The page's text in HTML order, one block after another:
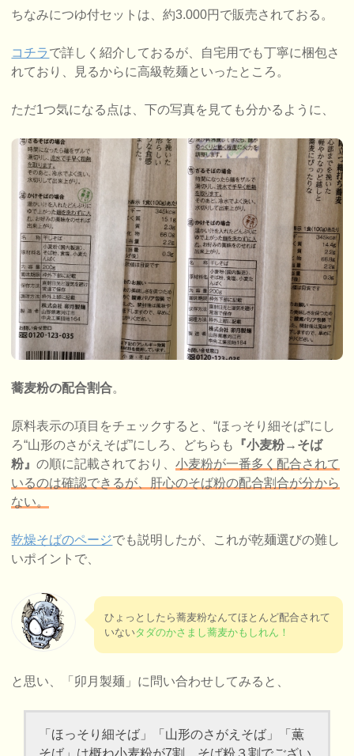
ちなみにつゆ付セットは、約3.000円で販売されておる。
コチラで詳しく紹介しておるが、自宅用でも丁寧に梱包さ
れており、見るからに高級乾麺といったところ。
ただ1つ気になる点は、下の写真を見ても分かるように、
蕎麦粉の配合割合。
原料表示の項目をチェックすると、“ほっそり細そば”にし
ろ“山形のさがえそば”にしろ、どちらも
『小麦粉→そば
粉』の順に記載されており、小麦粉が一番多く配合されて
いるのは確認できるが、肝心のそば粉の配合割合が分から
ない。
乾燥そばのページでも説明したが、これが乾麺選びの難し
いポイントで、
ひょっとしたら蕎麦粉なんてほとんど配合されて
いないタダのかさまし蕎麦かもしれん！
と思い、「卯月製麺」に問い合わせしてみると、
「ほっそり細そば」「山形のさがえそば」「薫
そば」は概ね小麦粉が7割、そば粉３割でござい